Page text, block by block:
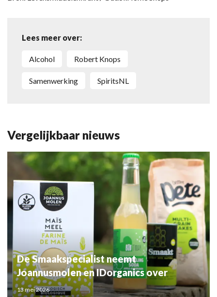
Lees meer over:
alcohol Robert Knops
samenwerking SpiritsNL
Vergelijkbaar nieuws
De Smaakspecialist neemt
Joannusmolen en IDorganics over
13 mei 2026